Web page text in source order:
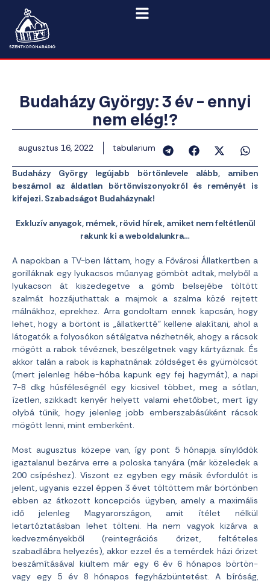
Budaházy György: 3 év – ennyi
nem elég!?
augusztus 16, 2022 tabularium
Budaházy György legújabb börtönlevele alább, amiben
beszámol az áldatlan börtönviszonyokról és reményét is
kifejezi. Szabadságot Budaházynak!
Exkluzív anyagok, mémek, rövid hírek, amiket nem feltétlenül
rakunk ki a weboldalunkra…
A napokban a TV-ben láttam, hogy a Fővárosi Állatkertben a
gorilláknak egy lyukacsos műanyag gömböt adtak, melyből a
lyukacson át kiszedegetve a gömb belsejébe töltött
szalmát hozzájuthattak a majmok a szalma közé rejtett
málnákhoz, eprekhez. Arra gondoltam ennek kapcsán, hogy
lehet, hogy a börtönt is „állatkertté” kellene alakítani, ahol a
látogatók a folyosókon sétálgatva nézhetnék, ahogy a rácsok
mögött a rabok tévéznek, beszélgetnek vagy kártyáznak. És
akkor talán a rabok is kaphatnának zöldséget és gyümölcsöt
(mert jelenleg hébe-hóba kapunk egy fej hagymát), a napi
7-8 dkg húsféleségnél egy kicsivel többet, meg a sótlan,
ízetlen, szikkadt kenyér helyett valami ehetőbbet, mert így
olybá tűnik, hogy jelenleg jobb emberszabásúként rácsok
mögött lenni, mint emberként.
Most augusztus közepe van, így pont 5 hónapja sínylődök
igaztalanul bezárva erre a poloska tanyára (már közeledek a
200 csípéshez). Viszont ez egyben egy másik évfordulót is
jelent, ugyanis ezzel éppen 3 évet töltöttem már börtönben
ebben az átkozott koncepciós ügyben, amely a maximális
idő jelenleg Magyarországon, amit ítélet nélkül
letartóztatásban lehet tölteni. Ha nem vagyok kizárva a
kedvezményekből (reintegrációs őrizet, feltételes
szabadlábra helyezés), akkor ezzel és a temérdek házi őrizet
beszámításával kiültem már egy 6 év 6 hónapos börtön-
vagy egy 5 év 8 hónapos fegyházbüntetést. A bíróság,